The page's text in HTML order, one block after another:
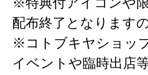
配布終了となります
※コトブキヤショッ
イベントや臨時出店